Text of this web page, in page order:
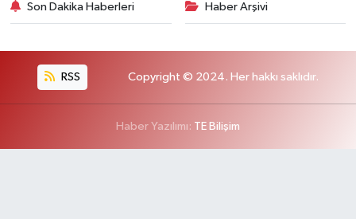
Son Dakika Haberleri Haber Arşivi
RSS Copyright © 2024. Her hakkı saklıdır.
Haber Yazılımı: TE Bilişim